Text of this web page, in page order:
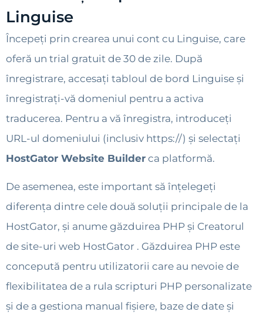
Linguise
Începeți prin crearea unui cont cu Linguise, care
oferă un trial gratuit de 30 de zile. După
înregistrare, accesați tabloul de bord Linguise și
înregistrați-vă domeniul pentru a activa
traducerea. Pentru a vă înregistra, introduceți
URL-ul domeniului (inclusiv https://) și selectați
HostGator Website Builder ca platformă.
De asemenea, este important să înțelegeți
diferența dintre cele două soluții principale de la
HostGator, și anume găzduirea PHP și Creatorul
de site-uri web HostGator . Găzduirea PHP este
concepută pentru utilizatorii care au nevoie de
flexibilitatea de a rula scripturi PHP personalizate
și de a gestiona manual fișiere, baze de date și